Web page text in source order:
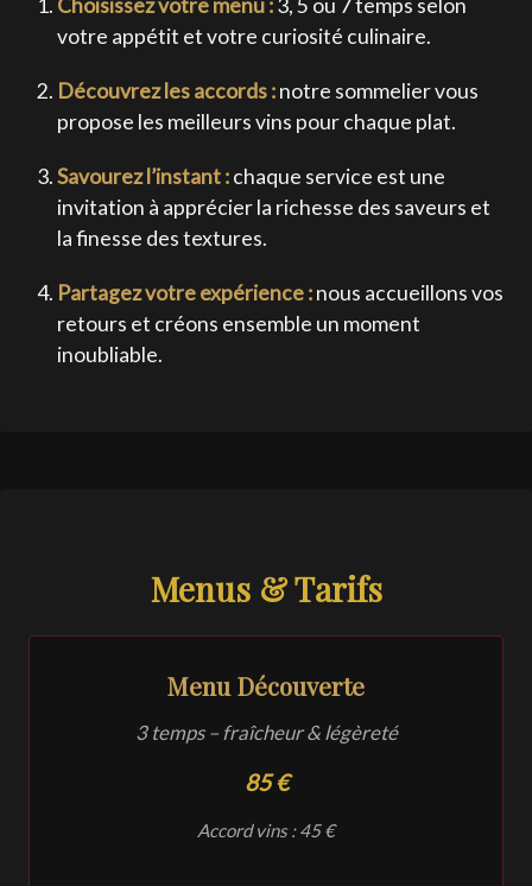
votre appétit et votre curiosité culinaire.
Découvrez les accords :notre sommelier vous
propose les meilleurs vins pour chaque plat.
Savourez l’instant :chaque service est une
invitation à apprécier la richesse des saveurs et
la finesse des textures.
Partagez votre expérience :nous accueillons vos
retours et créons ensemble un moment
inoubliable.
Menus & Tarifs
Menu Découverte
3 temps – fraîcheur & légèreté
85 €
Accord vins : 45 €